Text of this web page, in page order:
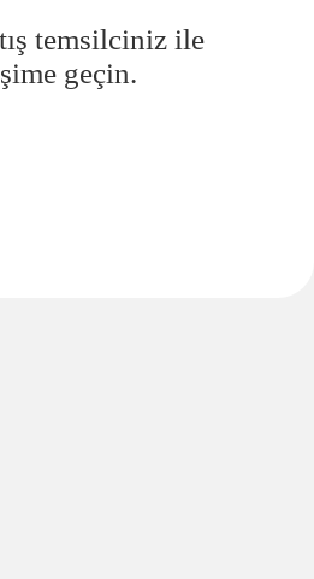
temsilciniz ile
geçin.